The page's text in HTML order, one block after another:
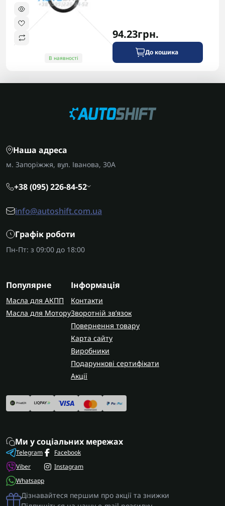
В наявності
94.23грн.
До кошика
Наша адреса
м. Запоріжжя, вул. Іванова, 30А
+38 (095) 226-84-52
info@autoshift.com.ua
Графік роботи
Пн-Пт: з 09:00 до 18:00
Популярне
Масла для АКПП
Масла для Мотору
Інформація
Контакти
Зворотній зв’язок
Повернення товару
Карта сайту
Виробники
Подарункові сертифікати
Акції
Ми у соціальних мережах
Telegram
Viber
Whatsapp
Facebook
Instagram
Дізнавайтеся першим про акції та знижки